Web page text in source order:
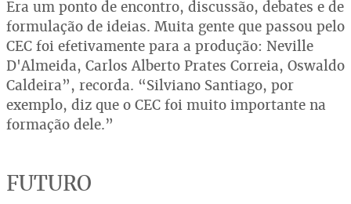
Era um ponto de encontro, discussão, debates e de
formulação de ideias. Muita gente que passou pelo
CEC foi efetivamente para a produção: Neville
D'Almeida, Carlos Alberto Prates Correia, Oswaldo
Caldeira”, recorda. “Silviano Santiago, por
exemplo, diz que o CEC foi muito importante na
formação dele.”
FUTURO